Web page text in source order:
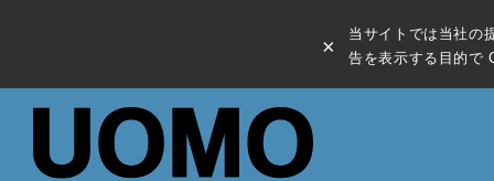
×
当サイトでは当社の
告を表示する目的で